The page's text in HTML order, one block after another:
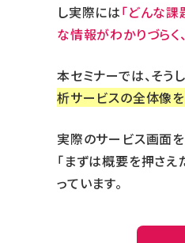
し実際には「どんな
な情報がわかりづらく
本セミナーでは、そ
析サービスの全体像を
実際のサービス画面
「まずは概要を押さえ
っています。